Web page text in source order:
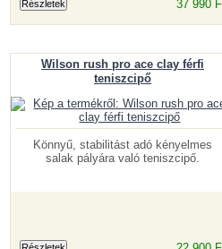
37 990
Wilson rush pro ace clay férfi
teniszcipő
Könnyű, stabilitást adó kényelmes
salak pályára való teniszcipő.